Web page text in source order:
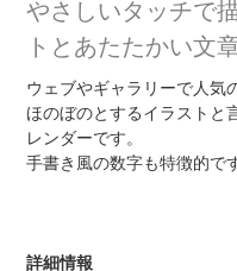
やさしいタッチで
トとあたたかい文
ウェブやギャラリーで人気
ほのぼのとするイラストと
レンダーです。
手書き風の数字も特徴的で
詳細情報